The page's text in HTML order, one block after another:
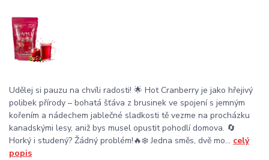
Udělej si pauzu na chvíli radosti! 🌟 Hot Cranberry je jako hřejivý
polibek přírody – bohatá šťáva z brusinek ve spojení s jemným
kořením a nádechem jablečné sladkosti tě vezme na procházku
kanadskými lesy, aniž bys musel opustit pohodlí domova. 🔄
Horký i studený? Žádný problém!🔥❄️ Jedna směs, dvě mo... celý
popis